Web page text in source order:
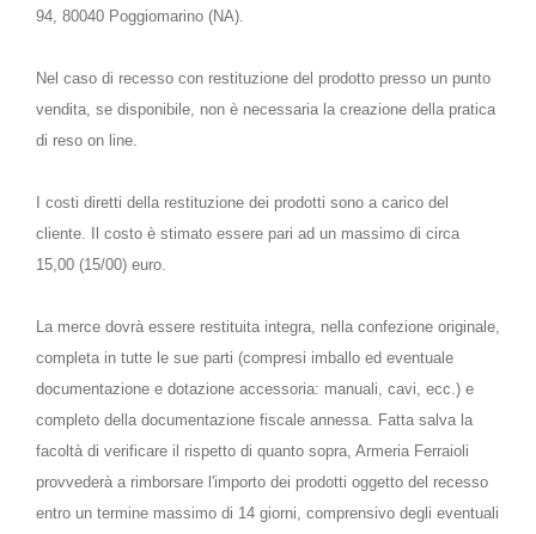
94, 80040 Poggiomarino (NA).
Nel caso di recesso con restituzione del prodotto presso un punto
vendita, se disponibile, non è necessaria la creazione della pratica
di reso on line.
I costi diretti della restituzione dei prodotti sono a carico del
cliente. Il costo è stimato essere pari ad un massimo di circa
15,00 (15/00) euro.
La merce dovrà essere restituita integra, nella confezione originale,
completa in tutte le sue parti (compresi imballo ed eventuale
documentazione e dotazione accessoria: manuali, cavi, ecc.) e
completo della documentazione fiscale annessa. Fatta salva la
facoltà di verificare il rispetto di quanto sopra, Armeria Ferraioli
provvederà a rimborsare l'importo dei prodotti oggetto del recesso
entro un termine massimo di 14 giorni, comprensivo degli eventuali